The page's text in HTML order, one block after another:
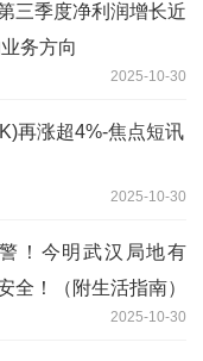
三季度净利润增长近
务方向
2025-10-30
再涨超4%-焦点短讯
2025-10-30
！今明武汉局地有
全！（附生活指南）
2025-10-30